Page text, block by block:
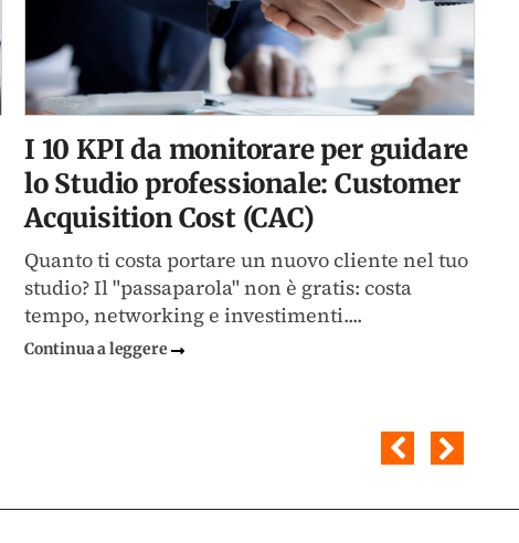
I 10 KPI da monitorare per guidare
lo Studio professionale: Customer
Acquisition Cost (CAC)
Quanto ti costa portare un nuovo cliente nel tuo
studio? Il "passaparola" non è gratis: costa
tempo, networking e investimenti....
Continua a leggere